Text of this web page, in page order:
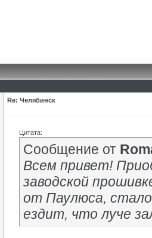
Re: Челябинск
Цитата:
Сообщение от
Всем привет!
заводской
от Паулюса,
ездит, что луче